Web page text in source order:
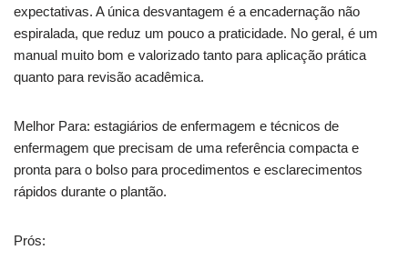
expectativas. A única desvantagem é a encadernação não
espiralada, que reduz um pouco a praticidade. No geral, é um
manual muito bom e valorizado tanto para aplicação prática
quanto para revisão acadêmica.
Melhor Para: estagiários de enfermagem e técnicos de
enfermagem que precisam de uma referência compacta e
pronta para o bolso para procedimentos e esclarecimentos
rápidos durante o plantão.
Prós: